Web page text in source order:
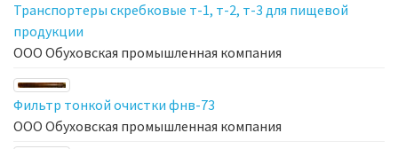
Транспортеры скребковые т-1, т-2, т-3 для пищевой
продукции
ООО Обуховская промышленная компания
Фильтр тонкой очистки фнв-73
ООО Обуховская промышленная компания